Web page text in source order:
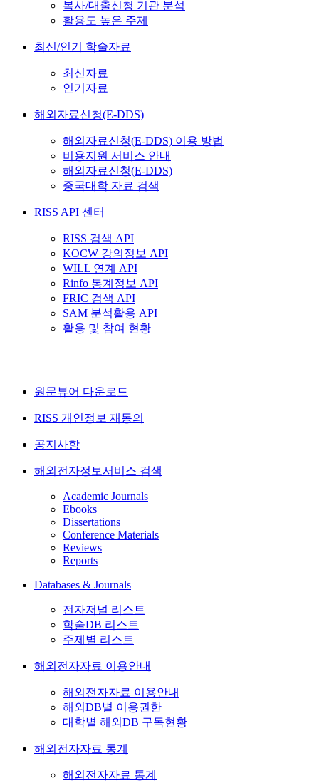
복사/대출신청 기관 분석
활용도 높은 주제
최신/인기 학술자료
최신자료
인기자료
해외자료신청(E-DDS)
해외자료신청(E-DDS) 이용 방법
비용지원 서비스 안내
해외자료신청(E-DDS)
중국대학 자료 검색
RISS API 센터
RISS 검색 API
KOCW 강의정보 API
WILL 연계 API
Rinfo 통계정보 API
FRIC 검색 API
SAM 분석활용 API
활용 및 참여 현황
원문뷰어 다운로드
RISS 개인정보 재동의
공지사항
해외전자정보서비스 검색
Academic Journals
Ebooks
Dissertations
Conference Materials
Reviews
Reports
Databases & Journals
전자저널 리스트
학술DB 리스트
주제별 리스트
해외전자자료 이용안내
해외전자자료 이용안내
해외DB별 이용권한
대학별 해외DB 구독현황
해외전자자료 통계
해외전자자료 통계